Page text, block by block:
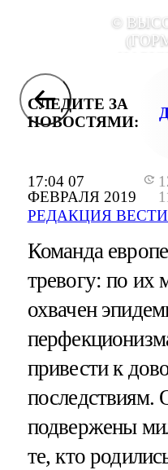
17:04 07
ФЕВРАЛЯ 2019
РЕДАКЦИЯ
©
СЛЕДИТЕ ЗА
НОВОСТЯМИ:
Команда
тревогу: по
охвачен
привести к
последствиям.
подвержены
те, кто